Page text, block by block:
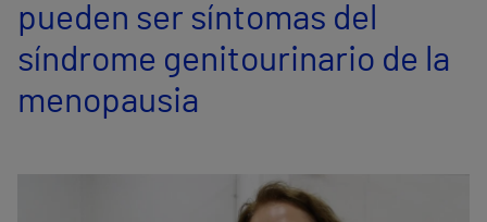
Información útil
pueden ser síntomas del
síndrome genitourinario de la
menopausia